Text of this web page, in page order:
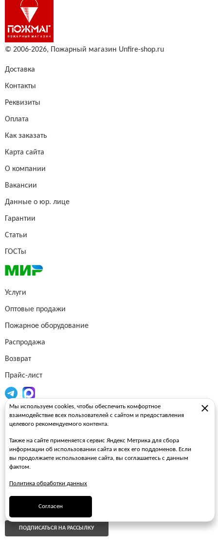
© 2006-2026, Пожарный магазин Unfire-shop.ru
Доставка
Контакты
Реквизиты
Оплата
Как заказать
Карта сайта
О компании
Вакансии
Данные о юр. лице
Гарантии
Статьи
ГОСТы
Услуги
Оптовые продажи
Пожарное оборудование
Распродажа
Возврат
Прайс-лист
Огнетушители
Пожарные стволы
Пожарные шкафы
FAQ
ПОДПИСАТЬСЯ НА РАССЫЛКУ
Мы используем cookies, чтобы обеспечить комфортное
взаимодействие всех пользователей с сайтом и предоставления
целевого рекомендуемого контента.
Также на сайте применяется сервис Яндекс Метрика для сбора
информации об использовании сайта и всех его поддоменов. Если
вы продолжаете использование сайта, вы соглашаетесь с данным
фактом.
Политика обработки данных
Согласен